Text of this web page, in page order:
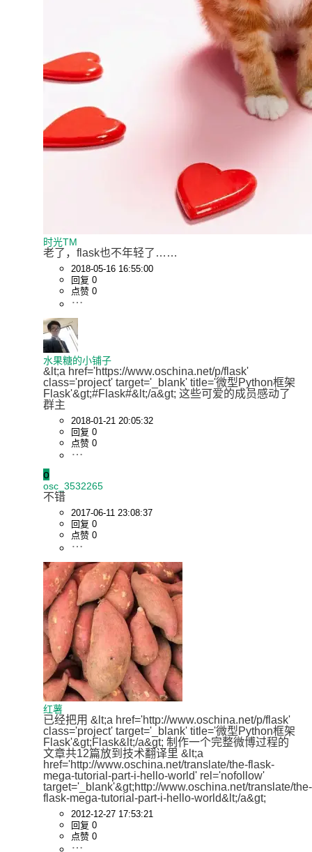
时光TM
老了，flask也不年轻了……
2018-05-16 16:55:00
回复 0
点赞 0
水果糖的小铺子
&lt;a href='https://www.oschina.net/p/flask'
class='project' target='_blank' title='微型Python框架
Flask'&gt;#Flask#&lt;/a&gt; 这些可爱的成员感动了
2018-01-21 20:05:32
回复 0
点赞 0
o
osc_3532265
不错
2017-06-11 23:08:37
回复 0
点赞 0
红薯
已经把用 &lt;a href='http://www.oschina.net/p/flask'
class='project' target='_blank' title='微型Python框架
Flask'&gt;Flask&lt;/a&gt; 制作一个完整微博过程的
文章共12篇放到技术翻译里 &lt;a
href='http://www.oschina.net/translate/the-flask-
mega-tutorial-part-i-hello-world' rel='nofollow'
target='_blank'&gt;http://www.oschina.net/translate/the-
flask-mega-tutorial-part-i-hello-world&lt;/a&gt;
2012-12-27 17:53:21
回复 0
点赞 0